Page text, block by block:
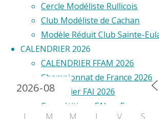
Cercle Modéliste Rullicois
Club Modéliste de Cachan
Modèle Réduit Club Sainte-
CALENDRIER 2026
CALENDRIER FFAM 2026
Championnat de France 2026
Calendrier FAI 2026
Compétitions FAI en France
Calendrier 2024
L M M J V S